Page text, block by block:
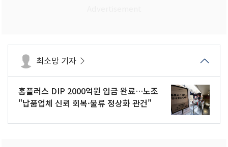
최소망 기자
홈플러스 DIP 2000억원 입금 완료…노조
"납품업체 신뢰 회복·물류 정상화 관건"